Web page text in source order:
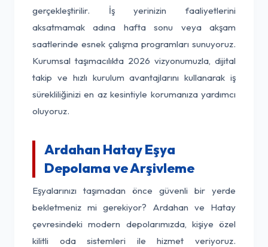
gerçekleştirilir. İş yerinizin faaliyetlerini
aksatmamak adına hafta sonu veya akşam
saatlerinde esnek çalışma programları sunuyoruz.
Kurumsal taşımacılıkta 2026 vizyonumuzla, dijital
takip ve hızlı kurulum avantajlarını kullanarak iş
sürekliliğinizi en az kesintiyle korumanıza yardımcı
oluyoruz.
Ardahan Hatay Eşya
Depolama ve Arşivleme
Eşyalarınızı taşımadan önce güvenli bir yerde
bekletmeniz mi gerekiyor? Ardahan ve Hatay
çevresindeki modern depolarımızda, kişiye özel
kilitli oda sistemleri ile hizmet veriyoruz.